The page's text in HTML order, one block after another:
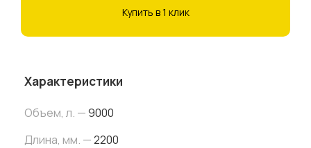
Купить в 1 клик
Характеристики
Объем, л. —9000
Длина, мм. —2200